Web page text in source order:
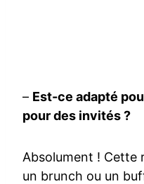
– Est-ce adapté
pour des invités ?
Absolument !
un brunch ou un